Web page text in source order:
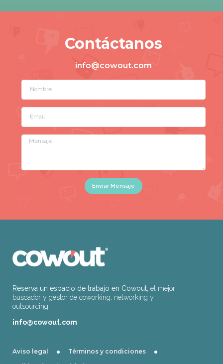
Contáctanos
info@cowout.com
Enviar Mensaje
Reserva un espacio de trabajo en Cowout, el mejor
buscador y gestor de coworking, networking y
outsourcing.
info@cowout.com
Aviso legal · Términos y condiciones ·